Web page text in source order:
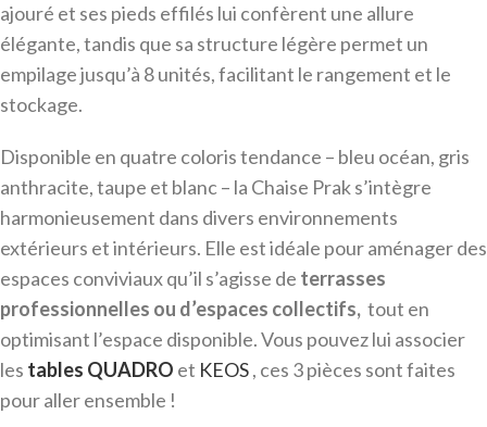
ajouré et ses pieds effilés lui confèrent une allure
élégante, tandis que sa structure légère permet un
empilage jusqu’à 8 unités, facilitant le rangement et le
stockage.
Disponible en quatre coloris tendance – bleu océan, gris
anthracite, taupe et blanc – la Chaise Prak s’intègre
harmonieusement dans divers environnements
extérieurs et intérieurs. Elle est idéale pour aménager des
espaces conviviaux qu’il s’agisse de terrasses
professionnelles ou d’espaces collectifs, tout en
optimisant l’espace disponible. Vous pouvez lui associer
les tables QUADRO et KEOS, ces 3 pièces sont faites
pour aller ensemble !